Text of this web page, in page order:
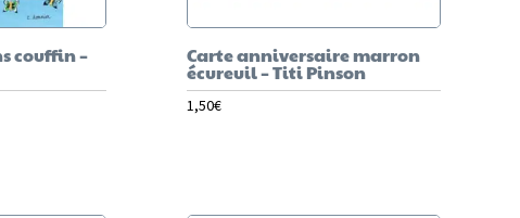
couffin – Carte anniversaire marron
écureuil – Titi Pinson
1,50€